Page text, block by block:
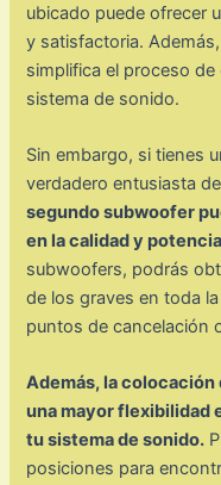
ubicado puede ofrecer
y satisfactoria.
simplifica el proceso
sistema de sonido.
Sin embargo, si tienes
verdadero entusiasta
segundo subwoofer
en la calidad y
subwoofers, podrás
de los graves en toda
puntos de cancelación
Además, la
una mayor flexibilidad
tu sistema de sonido.
posiciones para